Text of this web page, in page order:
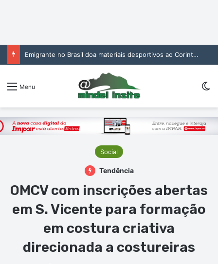
Emigrante no Brasil doa materiais desportivos ao Corinthians de São Vicente
Menu
Social
Tendência
OMCV com inscrições abertas
em S. Vicente para formação
em costura criativa
direcionada a costureiras